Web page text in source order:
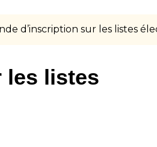
d’inscription sur les listes
les listes